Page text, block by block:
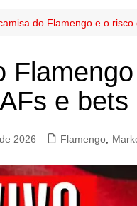
do Flamengo e o
e bets
2026 Flamengo